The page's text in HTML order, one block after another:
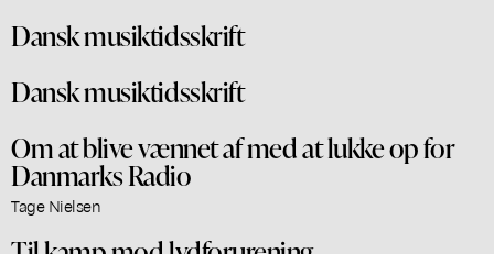
Dansk musiktidsskrift
Dansk musiktidsskrift
Om at blive vænnet af med at lukke op for
Danmarks Radio
Tage Nielsen